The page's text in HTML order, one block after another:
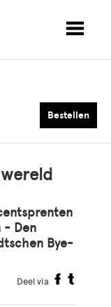
Bestellen
- Den
Bye-
Deel via